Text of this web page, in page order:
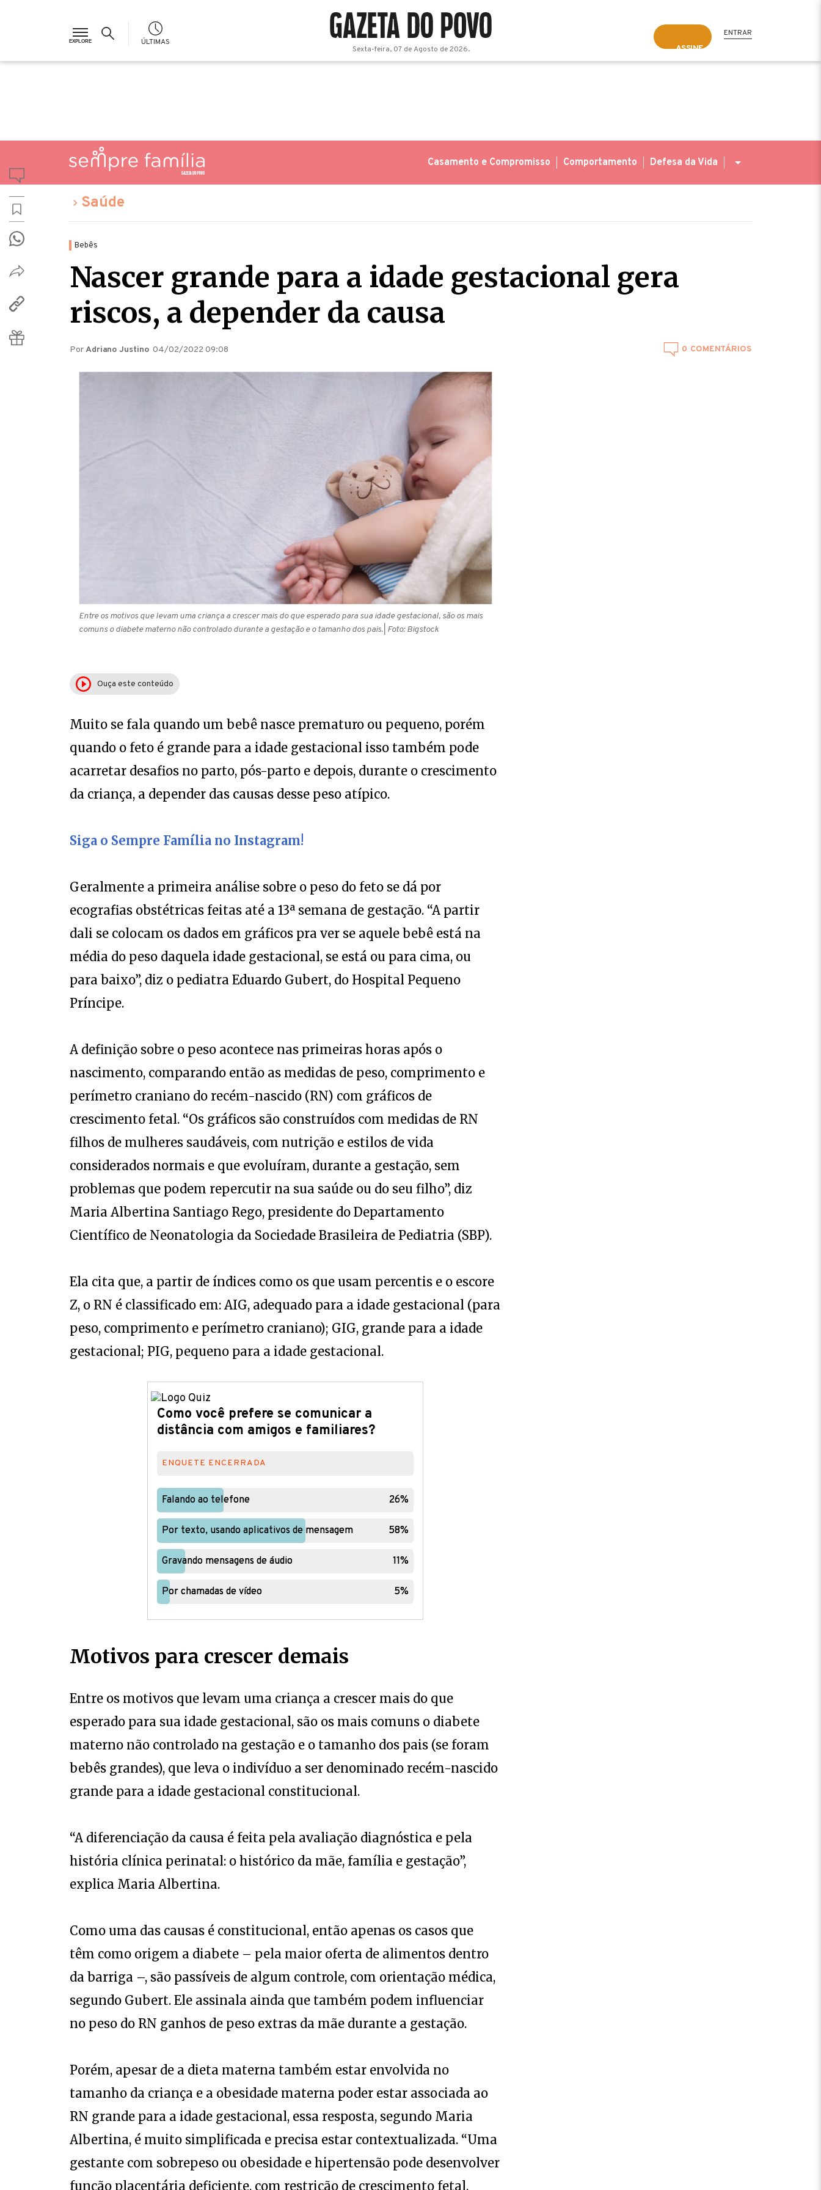
ÚLTIMAS
ASSINE
ENTRAR
Sexta-feira, 07 de Agosto de 2026.
Casamento e Compromisso Comportamento Defesa da Vida
Saúde
Bebês
Nascer grande para a idade gestacional gera
riscos, a depender da causa
Por Adriano Justino 04/02/2022 09:08 0
Entre os motivos que levam uma criança a crescer mais do que esperado para sua idade gestacional, são os mais
comuns o diabete materno não controlado durante a gestação e o tamanho dos pais.| Foto: Bigstock
Ouça este conteúdo
Muito se fala quando um bebê nasce prematuro ou pequeno, porém
quando o feto é grande para a idade gestacional isso também pode
acarretar desafios no parto, pós-parto e depois, durante o crescimento
da criança, a depender das causas desse peso atípico.
Siga o Sempre Família no Instagram!
Geralmente a primeira análise sobre o peso do feto se dá por
ecografias obstétricas feitas até a 13ª semana de gestação. “A partir
dali se colocam os dados em gráficos pra ver se aquele bebê está na
média do peso daquela idade gestacional, se está ou para cima, ou
para baixo”, diz o pediatra Eduardo Gubert, do Hospital Pequeno
Príncipe.
A definição sobre o peso acontece nas primeiras horas após o
nascimento, comparando então as medidas de peso, comprimento e
perímetro craniano do recém-nascido (RN) com gráficos de
crescimento fetal. “Os gráficos são construídos com medidas de RN
filhos de mulheres saudáveis, com nutrição e estilos de vida
considerados normais e que evoluíram, durante a gestação, sem
problemas que podem repercutir na sua saúde ou do seu filho”, diz
Maria Albertina Santiago Rego, presidente do Departamento
Científico de Neonatologia da Sociedade Brasileira de Pediatria (SBP).
Ela cita que, a partir de índices como os que usam percentis e o escore
Z, o RN é classificado em: AIG, adequado para a idade gestacional (para
peso, comprimento e perímetro craniano); GIG, grande para a idade
gestacional; PIG, pequeno para a idade gestacional.
Como você prefere se comunicar a
distância com amigos e familiares?
ENQUETE ENCERRADA
Falando ao telefone 26%
Falando ao telefone 26%
Por texto, usando aplicativos de mensagem 58%
Por texto, usando aplicativos de mensagem 58%
Gravando mensagens de áudio 11%
Gravando mensagens de áudio 11%
Por chamadas de vídeo 5%
Por chamadas de vídeo 5%
Motivos para crescer demais
Entre os motivos que levam uma criança a crescer mais do que
esperado para sua idade gestacional, são os mais comuns o diabete
materno não controlado na gestação e o tamanho dos pais (se foram
bebês grandes), que leva o indivíduo a ser denominado recém-nascido
grande para a idade gestacional constitucional.
“A diferenciação da causa é feita pela avaliação diagnóstica e pela
história clínica perinatal: o histórico da mãe, família e gestação”,
explica Maria Albertina.
Como uma das causas é constitucional, então apenas os casos que
têm como origem a diabete – pela maior oferta de alimentos dentro
da barriga –, são passíveis de algum controle, com orientação médica,
segundo Gubert. Ele assinala ainda que também podem influenciar
no peso do RN ganhos de peso extras da mãe durante a gestação.
Porém, apesar de a dieta materna também estar envolvida no
tamanho da criança e a obesidade materna poder estar associada ao
RN grande para a idade gestacional, essa resposta, segundo Maria
Albertina, é muito simplificada e precisa estar contextualizada. “Uma
gestante com sobrepeso ou obesidade e hipertensão pode desenvolver
função placentária deficiente, com restrição de crescimento fetal.